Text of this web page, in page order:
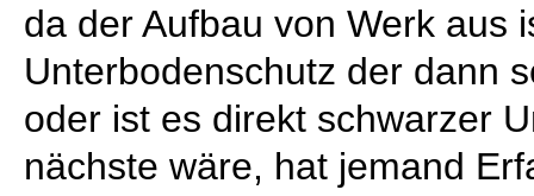
da der Aufbau von Werk aus
Unterbodenschutz der dann
oder ist es direkt schwarzer
nächste wäre, hat jemand